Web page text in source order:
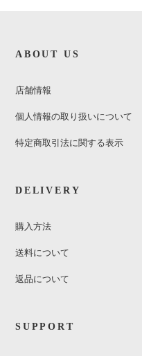
ABOUT US
店舗情報
個人情報の取り扱いについて
特定商取引法に関する表示
DELIVERY
購入方法
送料について
返品について
SUPPORT